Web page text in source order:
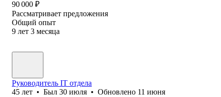
90 000 ₽
Рассматривает предложения
Общий опыт
9 лет 3 месяца
Руководитель IT отдела
45 лет • Был 30 июля • Обновлено 11 июня